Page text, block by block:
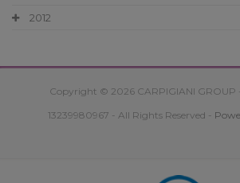
2012
Copyright © 2026 CARPIGIANI GROUP
13239980967 - All Rights Reserved -